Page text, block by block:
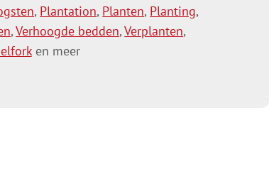
, Plantation, Planten, Planting,
,Verhoogde bedden,Verplanten,
en meer